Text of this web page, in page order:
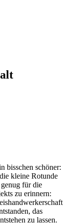
bisschen schöner:
kleine Rotunde
für die
zu erinnern:
das
zu lassen.